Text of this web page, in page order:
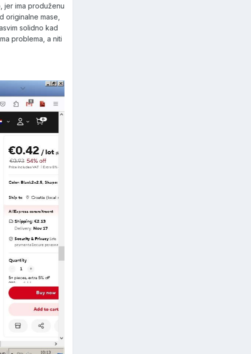
jer ima produženu
originalne mase,
solidno kad
problema, a niti